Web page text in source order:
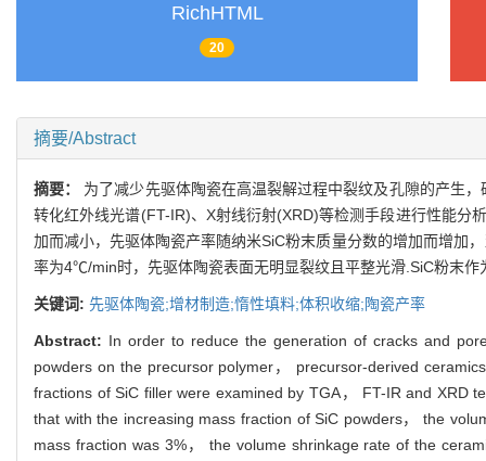
RichHTML
20
摘要/Abstract
摘要： 为了减少先驱体陶瓷在高温裂解过程中裂纹及孔隙的产生
转化红外线光谱(FT-IR)、X射线衍射(XRD)等检测手段进行性能分
加而减小，先驱体陶瓷产率随纳米SiC粉末质量分数的增加而增加
率为4℃/min时，先驱体陶瓷表面无明显裂纹且平整光滑.SiC粉末
关键词: 先驱体陶瓷;增材制造;惰性填料;体积收缩;陶瓷产率
Abstract: In order to reduce the generation of cracks and
powders on the precursor polymer， precursor-derived
fractions of SiC filler were examined by TGA， FT-IR and XRD
that with the increasing mass fraction of SiC powders， the
mass fraction was 3%， the volume shrinkage rate of the